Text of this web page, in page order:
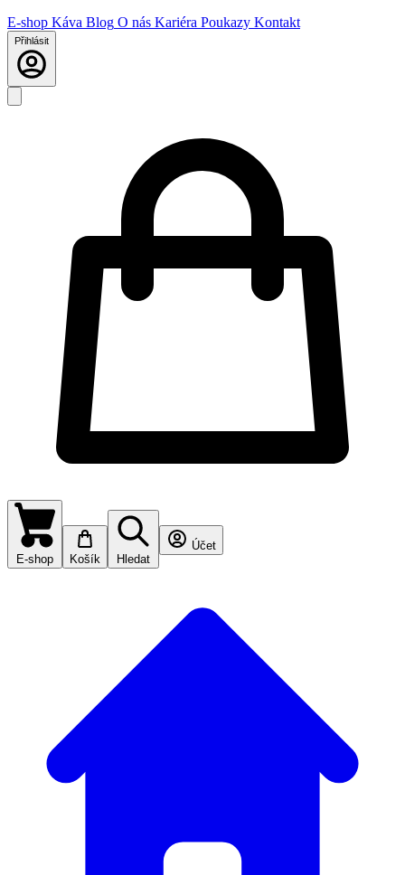
E-shop Káva Blog O nás Kariéra Poukazy Kontakt
Přihlásit
E-shop Košík Hledat
Účet